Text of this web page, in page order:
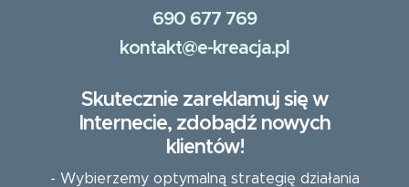
690 677 769
kontakt@e-kreacja.pl
Skutecznie zareklamuj się w
Internecie, zdobądź nowych
klientów!
- Wybierzemy optymalną strategię działania